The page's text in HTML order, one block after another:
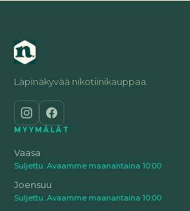
Läpinäkyvää nikotiinikauppaa.
MYYMÄLÄT
Vaasa
Suljettu. Avaamme maanantaina 10:00
Joensuu
Suljettu. Avaamme maanantaina 10:00